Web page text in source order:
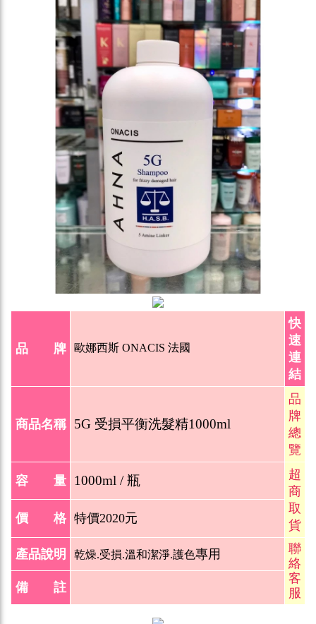
品 牌 歐娜西斯 ONACIS 法國
快
速
連
結
商品名稱 5G 受損平衡洗髮精1000ml
品
牌
總
覽
容 量 1000ml / 瓶
超
商
取
貨
價 格 特價2020元
產品說明 乾燥.受損.溫和潔淨.護色專用
聯
絡
客
服
備 註